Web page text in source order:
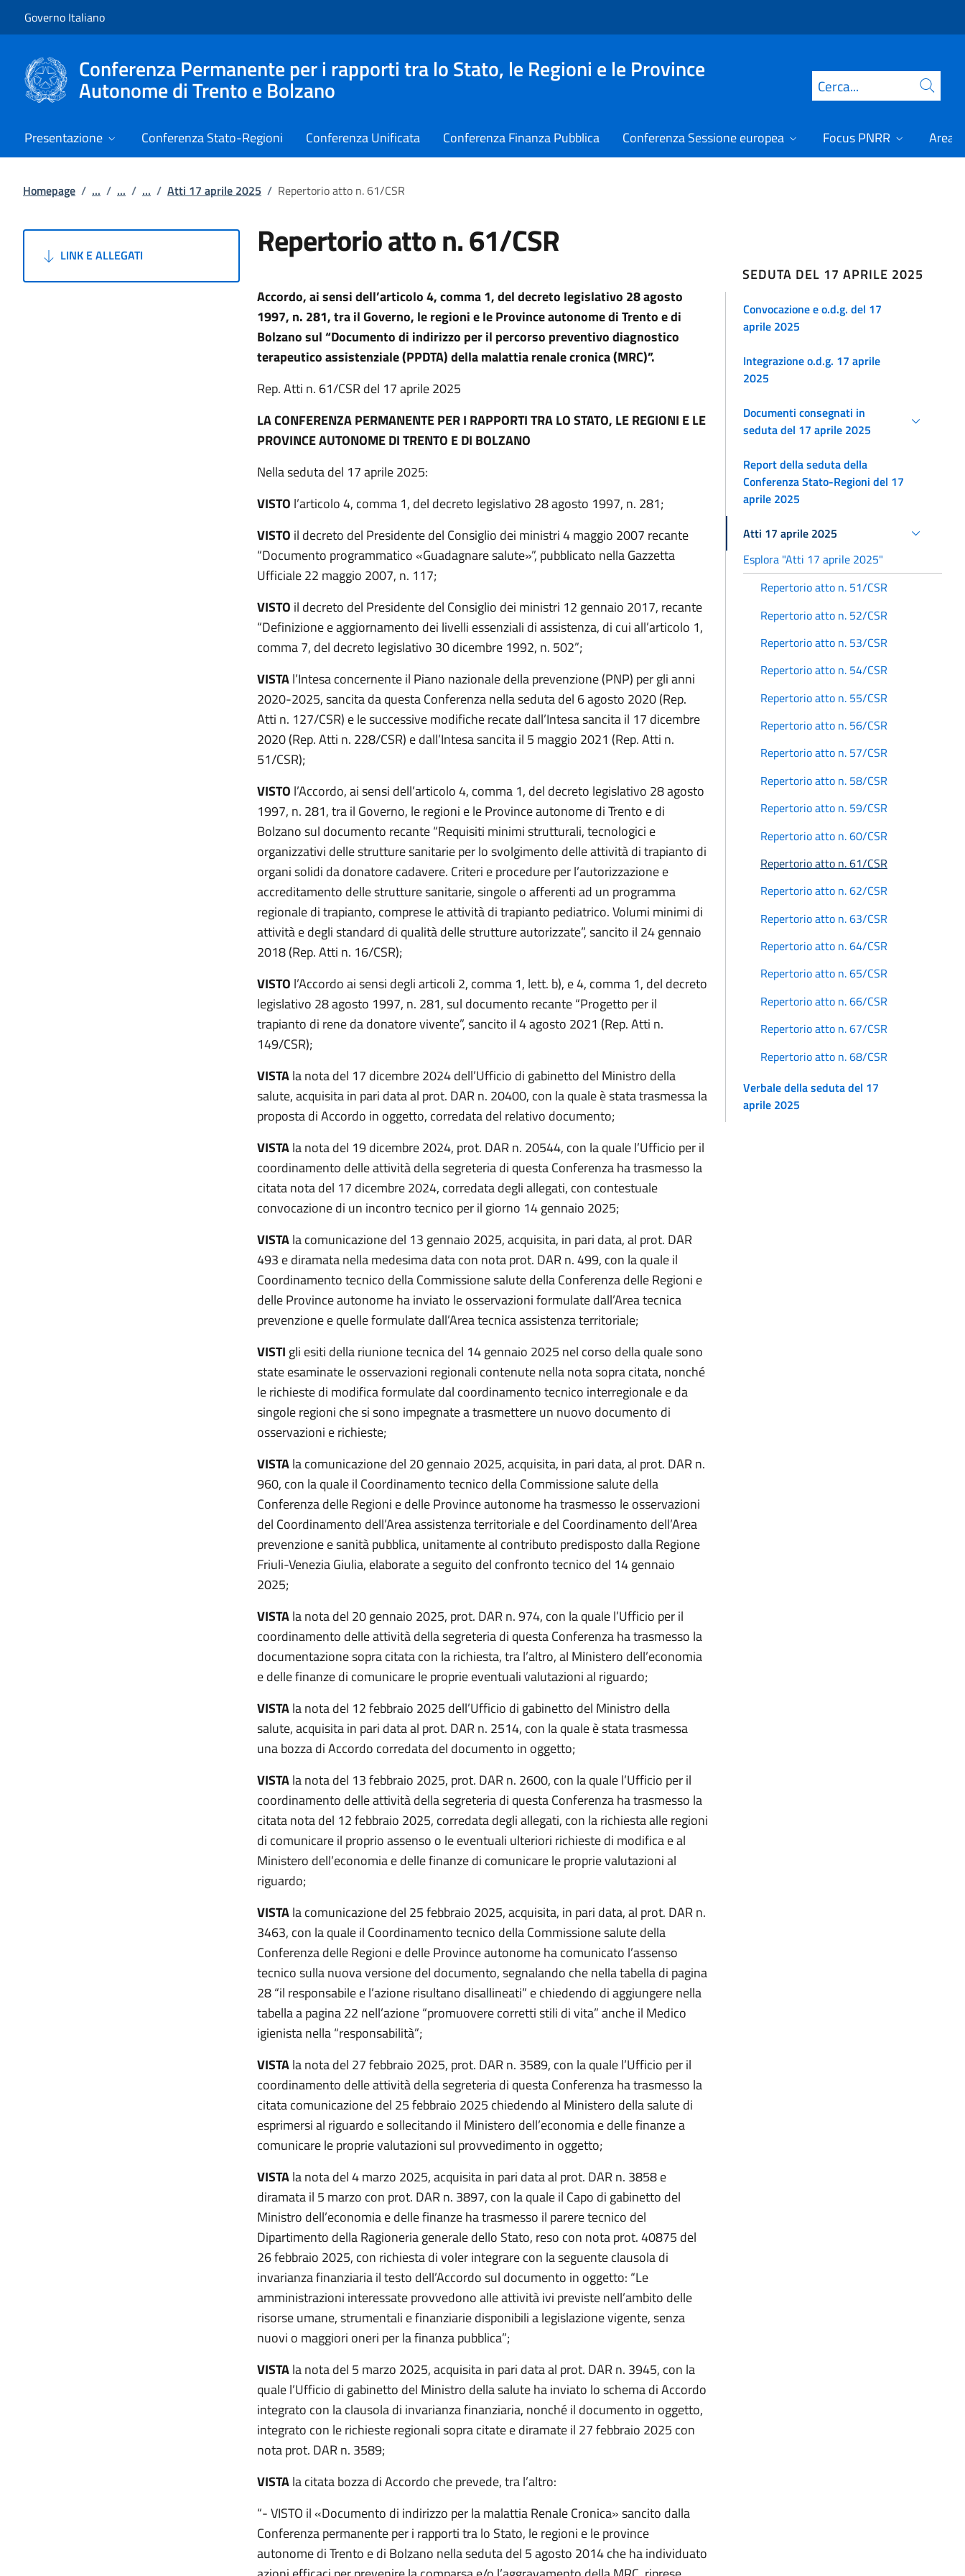
Governo Italiano
Conferenza Permanente per i rapporti tra lo Stato, le Regioni e le Province
Autonome di Trento e Bolzano Cerca
Presentazione Conferenza Stato-Regioni Conferenza Unificata Conferenza Finanza Pubblica Conferenza Sessione europea Focus PNRR Area
Homepage / ... / ... / ... / Atti 17 aprile 2025 / Repertorio atto n. 61/CSR
LINK E ALLEGATI Repertorio atto n. 61/CSR
Accordo, ai sensi dell’articolo 4, comma 1, del decreto legislativo 28 agosto
1997, n. 281, tra il Governo, le regioni e le Province autonome di Trento e di
Bolzano sul “Documento di indirizzo per il percorso preventivo diagnostico
terapeutico assistenziale (PPDTA) della malattia renale cronica (MRC)”.
Rep. Atti n. 61/CSR del 17 aprile 2025
LA CONFERENZA PERMANENTE PER I RAPPORTI TRA LO STATO, LE REGIONI E LE
PROVINCE AUTONOME DI TRENTO E DI BOLZANO
Nella seduta del 17 aprile 2025:
VISTO l’articolo 4, comma 1, del decreto legislativo 28 agosto 1997, n. 281;
VISTO il decreto del Presidente del Consiglio dei ministri 4 maggio 2007 recante
“Documento programmatico «Guadagnare salute»”, pubblicato nella Gazzetta
Ufficiale 22 maggio 2007, n. 117;
VISTO il decreto del Presidente del Consiglio dei ministri 12 gennaio 2017, recante
“Definizione e aggiornamento dei livelli essenziali di assistenza, di cui all’articolo 1,
comma 7, del decreto legislativo 30 dicembre 1992, n. 502”;
VISTAl’Intesa concernente il Piano nazionale della prevenzione (PNP) per gli anni
2020-2025, sancita da questa Conferenza nella seduta del 6 agosto 2020 (Rep.
Atti n. 127/CSR) e le successive modifiche recate dall’Intesa sancita il 17 dicembre
2020 (Rep. Atti n. 228/CSR) e dall’Intesa sancita il 5 maggio 2021 (Rep. Atti n.
51/CSR);
VISTO l’Accordo, ai sensi dell’articolo 4, comma 1, del decreto legislativo 28 agosto
1997, n. 281, tra il Governo, le regioni e le Province autonome di Trento e di
Bolzano sul documento recante “Requisiti minimi strutturali, tecnologici e
organizzativi delle strutture sanitarie per lo svolgimento delle attività di trapianto di
organi solidi da donatore cadavere. Criteri e procedure per l’autorizzazione e
accreditamento delle strutture sanitarie, singole o afferenti ad un programma
regionale di trapianto, comprese le attività di trapianto pediatrico. Volumi minimi di
attività e degli standard di qualità delle strutture autorizzate”, sancito il 24 gennaio
2018 (Rep. Atti n. 16/CSR);
VISTO l’Accordo ai sensi degli articoli 2, comma 1, lett. b), e 4, comma 1, del decreto
legislativo 28 agosto 1997, n. 281, sul documento recante “Progetto per il
trapianto di rene da donatore vivente”, sancito il 4 agosto 2021 (Rep. Atti n.
149/CSR);
VISTAla nota del 17 dicembre 2024 dell’Ufficio di gabinetto del Ministro della
salute, acquisita in pari data al prot. DAR n. 20400, con la quale è stata trasmessa la
proposta di Accordo in oggetto, corredata del relativo documento;
VISTAla nota del 19 dicembre 2024, prot. DAR n. 20544, con la quale l’Ufficio per il
coordinamento delle attività della segreteria di questa Conferenza ha trasmesso la
citata nota del 17 dicembre 2024, corredata degli allegati, con contestuale
convocazione di un incontro tecnico per il giorno 14 gennaio 2025;
VISTAla comunicazione del 13 gennaio 2025, acquisita, in pari data, al prot. DAR
493 e diramata nella medesima data con nota prot. DAR n. 499, con la quale il
Coordinamento tecnico della Commissione salute della Conferenza delle Regioni e
delle Province autonome ha inviato le osservazioni formulate dall’Area tecnica
prevenzione e quelle formulate dall’Area tecnica assistenza territoriale;
VISTI gli esiti della riunione tecnica del 14 gennaio 2025 nel corso della quale sono
state esaminate le osservazioni regionali contenute nella nota sopra citata, nonché
le richieste di modifica formulate dal coordinamento tecnico interregionale e da
singole regioni che si sono impegnate a trasmettere un nuovo documento di
osservazioni e richieste;
VISTAla comunicazione del 20 gennaio 2025, acquisita, in pari data, al prot. DAR n.
960, con la quale il Coordinamento tecnico della Commissione salute della
Conferenza delle Regioni e delle Province autonome ha trasmesso le osservazioni
del Coordinamento dell’Area assistenza territoriale e del Coordinamento dell’Area
prevenzione e sanità pubblica, unitamente al contributo predisposto dalla Regione
Friuli-Venezia Giulia, elaborate a seguito del confronto tecnico del 14 gennaio
2025;
VISTAla nota del 20 gennaio 2025, prot. DAR n. 974, con la quale l’Ufficio per il
coordinamento delle attività della segreteria di questa Conferenza ha trasmesso la
documentazione sopra citata con la richiesta, tra l’altro, al Ministero dell’economia
e delle finanze di comunicare le proprie eventuali valutazioni al riguardo;
VISTAla nota del 12 febbraio 2025 dell’Ufficio di gabinetto del Ministro della
salute, acquisita in pari data al prot. DAR n. 2514, con la quale è stata trasmessa
una bozza di Accordo corredata del documento in oggetto;
VISTAla nota del 13 febbraio 2025, prot. DAR n. 2600, con la quale l’Ufficio per il
coordinamento delle attività della segreteria di questa Conferenza ha trasmesso la
citata nota del 12 febbraio 2025, corredata degli allegati, con la richiesta alle regioni
di comunicare il proprio assenso o le eventuali ulteriori richieste di modifica e al
Ministero dell’economia e delle finanze di comunicare le proprie valutazioni al
riguardo;
VISTAla comunicazione del 25 febbraio 2025, acquisita, in pari data, al prot. DAR n.
3463, con la quale il Coordinamento tecnico della Commissione salute della
Conferenza delle Regioni e delle Province autonome ha comunicato l’assenso
tecnico sulla nuova versione del documento, segnalando che nella tabella di pagina
28 “il responsabile e l’azione risultano disallineati” e chiedendo di aggiungere nella
tabella a pagina 22 nell’azione “promuovere corretti stili di vita” anche il Medico
igienista nella “responsabilità”;
VISTAla nota del 27 febbraio 2025, prot. DAR n. 3589, con la quale l’Ufficio per il
coordinamento delle attività della segreteria di questa Conferenza ha trasmesso la
citata comunicazione del 25 febbraio 2025 chiedendo al Ministero della salute di
esprimersi al riguardo e sollecitando il Ministero dell’economia e delle finanze a
comunicare le proprie valutazioni sul provvedimento in oggetto;
VISTAla nota del 4 marzo 2025, acquisita in pari data al prot. DAR n. 3858 e
diramata il 5 marzo con prot. DAR n. 3897, con la quale il Capo di gabinetto del
Ministro dell’economia e delle finanze ha trasmesso il parere tecnico del
Dipartimento della Ragioneria generale dello Stato, reso con nota prot. 40875 del
26 febbraio 2025, con richiesta di voler integrare con la seguente clausola di
invarianza finanziaria il testo dell’Accordo sul documento in oggetto: “Le
amministrazioni interessate provvedono alle attività ivi previste nell’ambito delle
risorse umane, strumentali e finanziarie disponibili a legislazione vigente, senza
nuovi o maggiori oneri per la finanza pubblica”;
VISTAla nota del 5 marzo 2025, acquisita in pari data al prot. DAR n. 3945, con la
quale l’Ufficio di gabinetto del Ministro della salute ha inviato lo schema di Accordo
integrato con la clausola di invarianza finanziaria, nonché il documento in oggetto,
integrato con le richieste regionali sopra citate e diramate il 27 febbraio 2025 con
nota prot. DAR n. 3589;
VISTAla citata bozza di Accordo che prevede, tra l’altro:
“- VISTO il «Documento di indirizzo per la malattia Renale Cronica» sancito dalla
Conferenza permanente per i rapporti tra lo Stato, le regioni e le province
autonome di Trento e di Bolzano nella seduta del 5 agosto 2014 che ha individuato
SEDUTA DEL 17 APRILE 2025
Convocazione e o.d.g. del 17
aprile 2025
Integrazione o.d.g. 17 aprile
2025
Documenti consegnati in
seduta del 17 aprile 2025
Report della seduta della
Conferenza Stato-Regioni del 17
aprile 2025
Atti 17 aprile 2025
Esplora "Atti 17 aprile 2025"
Repertorio atto n. 51/CSR
Repertorio atto n. 52/CSR
Repertorio atto n. 53/CSR
Repertorio atto n. 54/CSR
Repertorio atto n. 55/CSR
Repertorio atto n. 56/CSR
Repertorio atto n. 57/CSR
Repertorio atto n. 58/CSR
Repertorio atto n. 59/CSR
Repertorio atto n. 60/CSR
Repertorio atto n. 61/CSR
Repertorio atto n. 62/CSR
Repertorio atto n. 63/CSR
Repertorio atto n. 64/CSR
Repertorio atto n. 65/CSR
Repertorio atto n. 66/CSR
Repertorio atto n. 67/CSR
Repertorio atto n. 68/CSR
Verbale della seduta del 17
aprile 2025